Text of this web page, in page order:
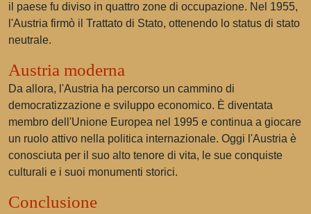
il paese fu diviso in quattro zone di occupazione. Nel 1955,
l'Austria firmò il Trattato di Stato, ottenendo lo status di stato
neutrale.
Austria moderna
Da allora, l'Austria ha percorso un cammino di
democratizzazione e sviluppo economico. È diventata
membro dell'Unione Europea nel 1995 e continua a giocare
un ruolo attivo nella politica internazionale. Oggi l'Austria è
conosciuta per il suo alto tenore di vita, le sue conquiste
culturali e i suoi monumenti storici.
Conclusione